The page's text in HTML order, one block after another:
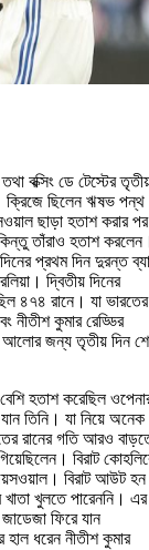
বক্সিং ডে টেস্টের
ক্রিজে ছিলেন ঋষভ
ছাড়া হতাশ করার পর
তাঁরাও হতাশ
প্রথম দিন দুরন্ত
দ্বিতীয় দিনের
৪৭৪ রানে। যা ভারতের
নীতীশ কুমার রেড্ডির
আলোর জন্য তৃতীয় দিন
হতাশ করেছিল
তিনি। যা নিয়ে অনেক
রানের গতি আরও
বিরাট
বিরাট আউট হন
খাতা খুলতে পারেননি। এর
ফিরে যান
হাল ধরেন নীতীশ কুমার